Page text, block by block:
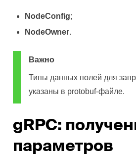
NodeConfig;
NodeOwner.
Важно
Типы данных полей для
указаны в protobuf-файле.
gRPC:
параметров